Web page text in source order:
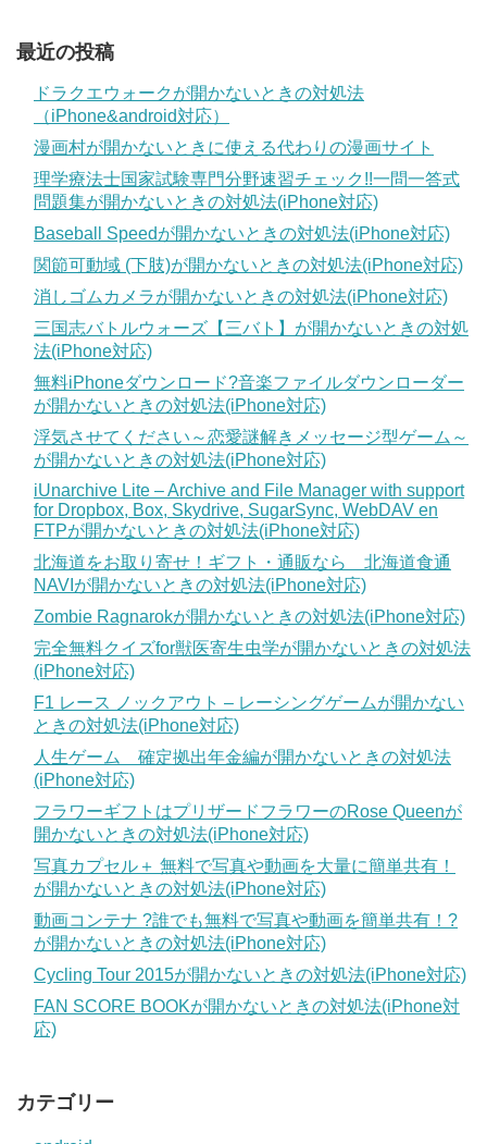
最近の投稿
ドラクエウォークが開かないときの対処法
（iPhone&android対応）
漫画村が開かないときに使える代わりの漫画サイト
理学療法士国家試験専門分野速習チェック!!一問一答式
問題集が開かないときの対処法(iPhone対応)
Baseball Speedが開かないときの対処法(iPhone対応)
関節可動域 (下肢)が開かないときの対処法(iPhone対応)
消しゴムカメラが開かないときの対処法(iPhone対応)
三国志バトルウォーズ【三バト】が開かないときの対処
法(iPhone対応)
無料iPhoneダウンロード?音楽ファイルダウンローダー
が開かないときの対処法(iPhone対応)
浮気させてください～恋愛謎解きメッセージ型ゲーム～
が開かないときの対処法(iPhone対応)
iUnarchive Lite – Archive and File Manager with support
for Dropbox, Box, Skydrive, SugarSync, WebDAV en
FTPが開かないときの対処法(iPhone対応)
北海道をお取り寄せ！ギフト・通販なら 北海道食通
NAVIが開かないときの対処法(iPhone対応)
Zombie Ragnarokが開かないときの対処法(iPhone対応)
完全無料クイズfor獣医寄生虫学が開かないときの対処法
(iPhone対応)
F1 レース ノックアウト – レーシングゲームが開かない
ときの対処法(iPhone対応)
人生ゲーム 確定拠出年金編が開かないときの対処法
(iPhone対応)
フラワーギフトはプリザードフラワーのRose Queenが
開かないときの対処法(iPhone対応)
写真カプセル＋ 無料で写真や動画を大量に簡単共有！
が開かないときの対処法(iPhone対応)
動画コンテナ ?誰でも無料で写真や動画を簡単共有！?
が開かないときの対処法(iPhone対応)
Cycling Tour 2015が開かないときの対処法(iPhone対応)
FAN SCORE BOOKが開かないときの対処法(iPhone対
応)
カテゴリー